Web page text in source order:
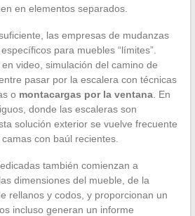
en elementos separados.
las empresas de mudanzas
para muebles “límites”.
video, simulación del camino de
pasar por la escalera con técnicas
o montacargas por la ventana. En
donde las escaleras son
solución exterior se vuelve frecuente
con baúl recientes.
también comienzan a
dimensiones del mueble, de la
rellanos y codos, y proporcionan un
incluso generan un informe